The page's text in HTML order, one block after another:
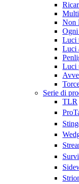
Non
Ogni
Luci
Luci
Luci
Serie di
TLR